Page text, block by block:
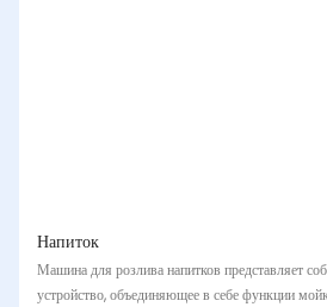
Напиток
Машина для розлива напитков представляет
устройство, объединяющее в себе функции